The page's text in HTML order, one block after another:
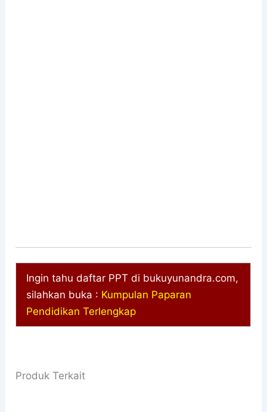
Ingin tahu daftar PPT di bukuyunandra.com,
silahkan buka : Kumpulan Paparan
Pendidikan Terlengkap
Produk Terkait